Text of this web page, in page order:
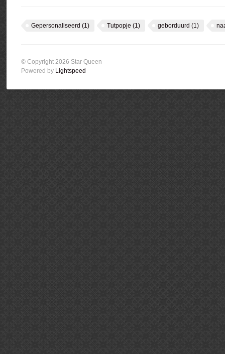
Gepersonaliseerd (1) Tutpopje (1) geborduurd (1)
© Copyright 2026 Star Queen
Powered by Lightspeed